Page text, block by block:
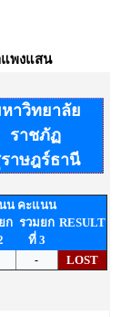
พงแสน
าวิทยาลัย
ราชภัฏ
าษฎร์ธานี
น
ก
คะแนน
รวมยก
ที่ 3
RESULT
- LOST